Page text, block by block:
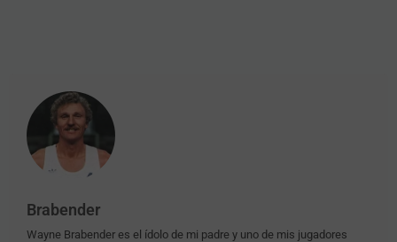
Brabender
Wayne Brabender es el ídolo de mi padre y uno de mis jugadores